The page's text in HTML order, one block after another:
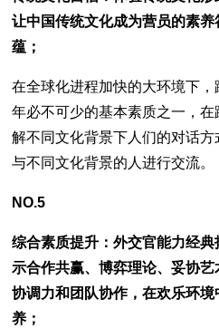
让中国传统文化成为营员的素
蕴；
在全球化进程加快的大环境下
年必不可少的基本素质之一，
解不同文化背景下人们的对话
与不同文化背景的人进行交流。
NO.5
综合素质提升：外交官能力经
示合作共赢、博弈理论、妥协
协调力和团队协作，在欢乐环
养；